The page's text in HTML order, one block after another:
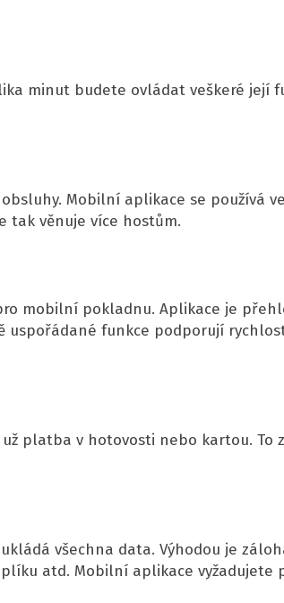
minut budete ovládat veškeré její
Mobilní aplikace se používá
tak věnuje více hostům.
mobilní pokladnu. Aplikace je
uspořádané funkce podporují
platba v hotovosti nebo kartou.
všechna data. Výhodou je
atd. Mobilní aplikace